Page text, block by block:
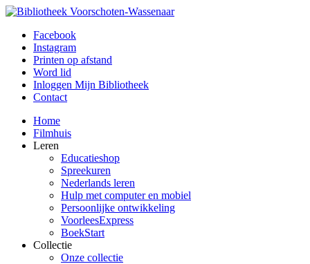
Facebook
Instagram
Printen op afstand
Word lid
Inloggen Mijn Bibliotheek
Contact
Home
Filmhuis
Leren
Educatieshop
Spreekuren
Nederlands leren
Hulp met computer en mobiel
Persoonlijke ontwikkeling
VoorleesExpress
BoekStart
Collectie
Onze collectie